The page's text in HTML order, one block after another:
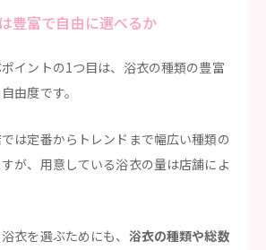
豊富で自由に選べるか
イントの1つ目は、浴衣の種類の豊富
由度です。
は定番からトレンドまで幅広い種類の
が、用意している浴衣の量は店舗によ
衣を選ぶためにも、 浴衣の種類や総数